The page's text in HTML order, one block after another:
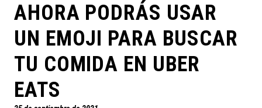
AHORA PODRÁS USAR
UN EMOJI PARA BUSCAR
TU COMIDA EN UBER
EATS